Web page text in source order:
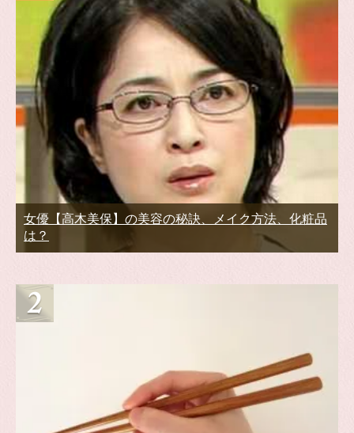
女優【高木美保】の美容の秘訣、メイク方法、化粧品
は？